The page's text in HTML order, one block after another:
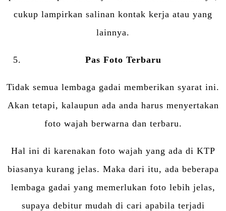
cukup lampirkan salinan kontak kerja atau yang
lainnya.
Pas Foto Terbaru
Tidak semua lembaga gadai memberikan syarat ini.
Akan tetapi, kalaupun ada anda harus menyertakan
foto wajah berwarna dan terbaru.
Hal ini di karenakan foto wajah yang ada di KTP
biasanya kurang jelas. Maka dari itu, ada beberapa
lembaga gadai yang memerlukan foto lebih jelas,
supaya debitur mudah di cari apabila terjadi